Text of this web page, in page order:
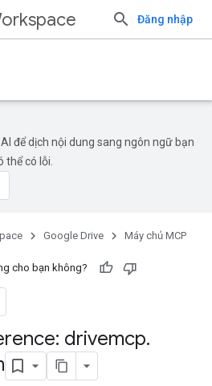
Đăng nhập
để dịch nội dung sang ngôn ngữ bạn
thể có lỗi.
Google Drive Máy chủ MCP
cho bạn không?
drivemcp.